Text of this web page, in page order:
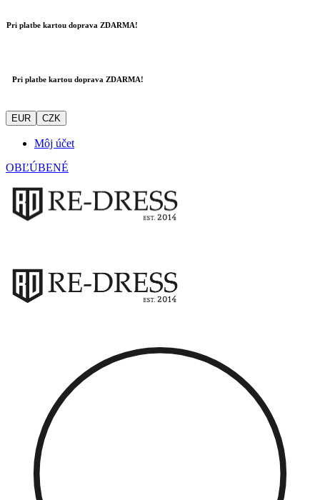
Pri platbe kartou doprava ZDARMA!
Pri platbe kartou doprava ZDARMA!
EUR CZK
Môj účet
OBĽÚBENÉ